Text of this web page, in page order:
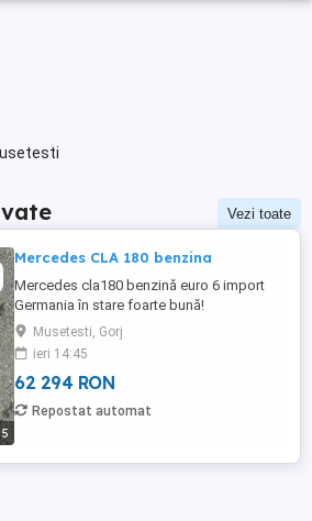
Vezi toate
5
Mercedes CLA 180 benzina
Mercedes cla180 benzină euro 6 import
Germania în stare foarte bună!
Musetesti, Gorj
ieri 14:45
62 294 RON
Repostat automat